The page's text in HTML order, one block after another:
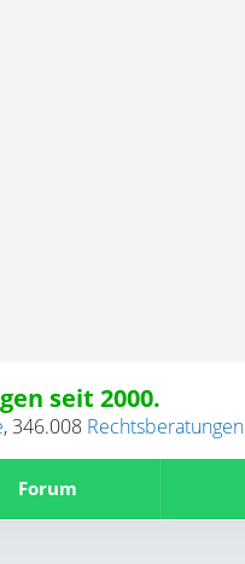
seit 2000.
,346.008 Rechtsberatungen
Forum